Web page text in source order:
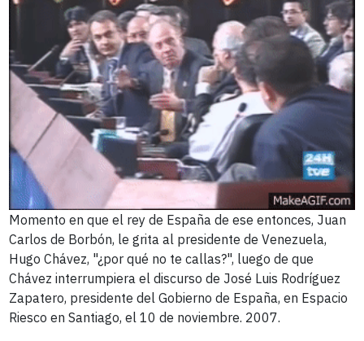
Momento en que el rey de España de ese entonces, Juan
Carlos de Borbón, le grita al presidente de Venezuela,
Hugo Chávez, "¿por qué no te callas?", luego de que
Chávez interrumpiera el discurso de José Luis Rodríguez
Zapatero, presidente del Gobierno de España, en Espacio
Riesco en Santiago, el 10 de noviembre. 2007.